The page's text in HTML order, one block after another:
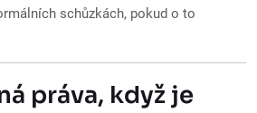
schůzkách, pokud o to
práva, když je